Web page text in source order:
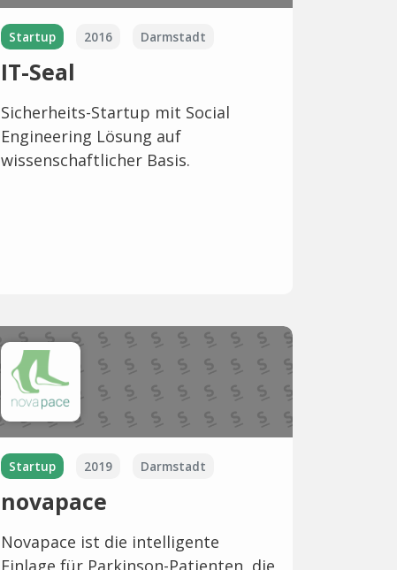
Startup 2016 Darmstadt
IT-Seal
Sicherheits-Startup mit Social
Engineering Lösung auf
wissenschaftlicher Basis.
Startup 2019 Darmstadt
novapace
Novapace ist die intelligente
Einlage für Parkinson-Patienten, die